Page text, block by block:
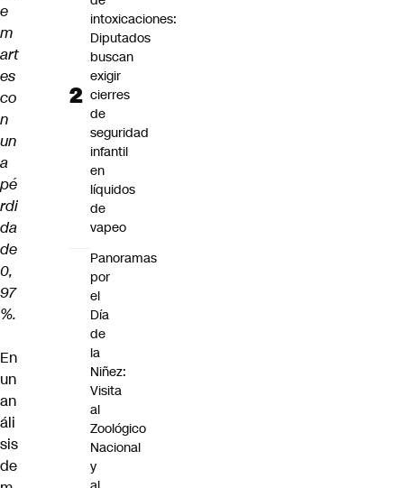
e
m
art
es
co
n
un
a
pé
rdi
da
de
0,
97
%.
En
un
an
áli
sis
de
intoxicaciones:
Diputados
buscan
exigir
cierres
de
seguridad
infantil
en
líquidos
de
vapeo
Panoramas
por
el
Día
de
la
Niñez:
Visita
al
Zoológico
Nacional
y